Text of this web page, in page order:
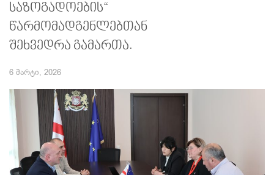
საზოგადოების“
წარმომადგენლებთან
შეხვედრა გამართა.
6 მარტი, 2026